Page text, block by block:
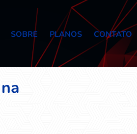
SOBRE PLANOS CONTATO